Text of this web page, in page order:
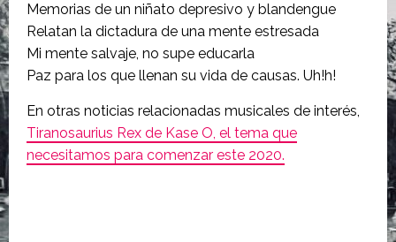
Memorias de un niñato depresivo y blandengue
Relatan la dictadura de una mente estresada
Mi mente salvaje, no supe educarla
Paz para los que llenan su vida de causas. Uh!h!
En otras noticias relacionadas musicales de interés,
Tiranosaurius Rex de Kase O, el tema que
necesitamos para comenzar este 2020.